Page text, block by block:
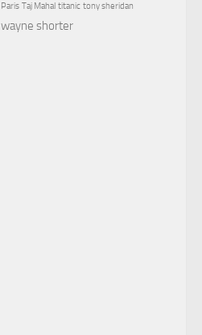
Paris Taj Mahal titanic tony sheridan
wayne shorter